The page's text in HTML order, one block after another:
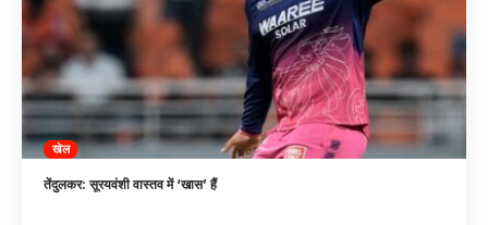
खेल
तेंदुलकर: सूरयवंशी वास्तव में ‘खास’ हैं